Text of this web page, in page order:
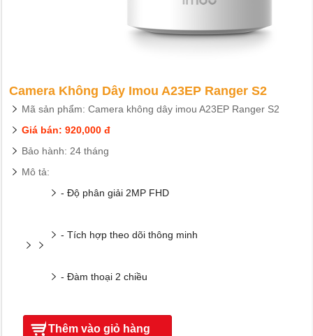
Camera Không Dây Imou A23EP Ranger S2
Mã sản phẩm: Camera không dây imou A23EP Ranger S2
Giá bán: 920,000 đ
Bảo hành: 24 tháng
Mô tả:
- Độ phân giải 2MP FHD
- Tích hợp theo dõi thông minh
- Đàm thoại 2 chiều
Thêm vào giỏ hàng